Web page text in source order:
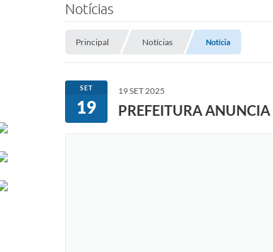
Notícias
Principal Notícias Notícia
SET
19
19 SET 2025
PREFEITURA